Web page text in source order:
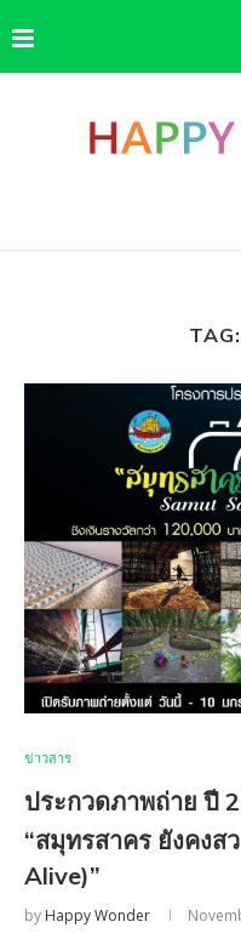
TAG:
ข่าวสาร
ประกวดภาพถ่าย ปี
“สมุทรสาคร ยังคงส
Alive)”
by Happy Wonder